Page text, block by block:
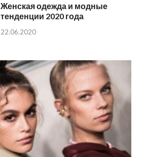
Женская одежда и модные
тенденции 2020 года
22.06.2020